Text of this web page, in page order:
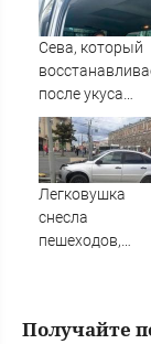
Украине
Сева, который
после укуса
клеща, может
выезжать из
дома
специальному
Легковушка
снесла
пешеходов,
места 06/08/
Получайте